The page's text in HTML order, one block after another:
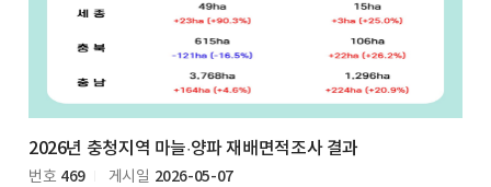
2026년 충청지역 마늘·양파 재배면적조사 결과
번호 469 게시일 2026-05-07